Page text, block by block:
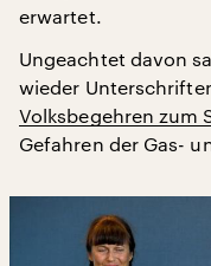
erwartet.
Ungeachtet davon
wieder
Volksbegehren zum
Gefahren der Gas-